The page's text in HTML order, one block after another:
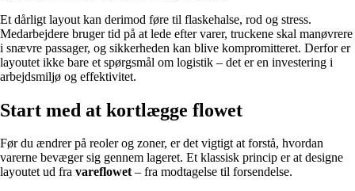
Et dårligt layout kan derimod føre til flaskehalse, rod og stress.
Medarbejdere bruger tid på at lede efter varer, truckene skal manøvrere
i snævre passager, og sikkerheden kan blive kompromitteret. Derfor er
layoutet ikke bare et spørgsmål om logistik – det er en investering i
arbejdsmiljø og effektivitet.
Start med at kortlægge flowet
Før du ændrer på reoler og zoner, er det vigtigt at forstå, hvordan
varerne bevæger sig gennem lageret. Et klassisk princip er at designe
layoutet ud fra vareflowet– fra modtagelse til forsendelse.